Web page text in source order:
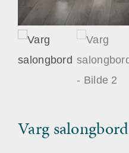
Varg salongbord